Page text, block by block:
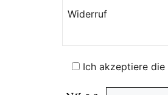
Widerruf
Ich akzeptiere die